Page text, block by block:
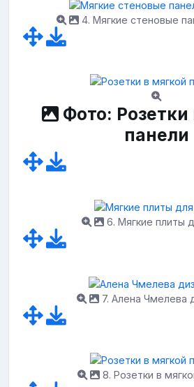
4. Мягкие стеновые
Фото: Розетки
панели
6. Мягкие плиты
7. Алена Чмелева
8. Розетки в